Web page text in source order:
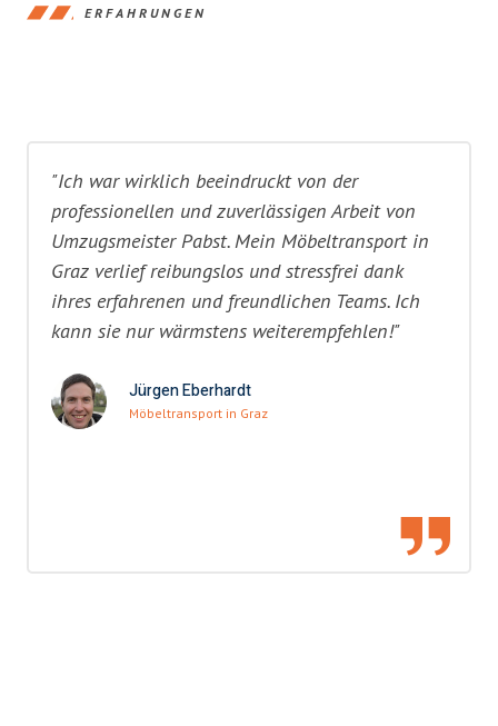
ERFAHRUNGEN
"Ich war wirklich beeindruckt von der
professionellen und zuverlässigen Arbeit von
Umzugsmeister Pabst. Mein Möbeltransport in
Graz verlief reibungslos und stressfrei dank
ihres erfahrenen und freundlichen Teams. Ich
kann sie nur wärmstens weiterempfehlen!"
Jürgen Eberhardt
Möbeltransport in Graz